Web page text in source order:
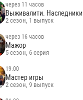
через 11 часов
Выживалити. Наследники
2 сезон, 1 выпуск
через 16 часов
Мажор
5 сезон, 6 серия
19:00
Мастер игры
2 сезон, 9 выпуск